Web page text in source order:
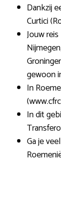
Dankzij
Curtici
Jouw
gewoon
In
In dit
Ga je